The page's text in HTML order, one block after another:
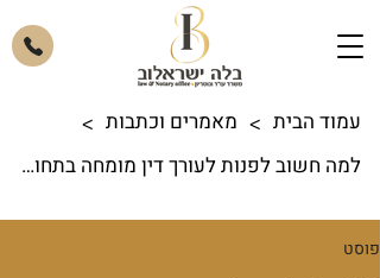
עמוד הבית > מאמרים וכתבות >
למה חשוב לפנות לעורך דין מומחה בתחומי ייפוי כוח מתמשך, צוואות וירושות?
פוסט